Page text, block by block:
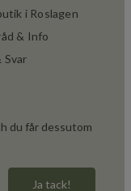
i Roslagen
& Info
Svar
du får dessutom
Ja tack!